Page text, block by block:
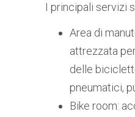
I principali servizi
Area di
attrezzata
delle
pneumatici,
Bike room: